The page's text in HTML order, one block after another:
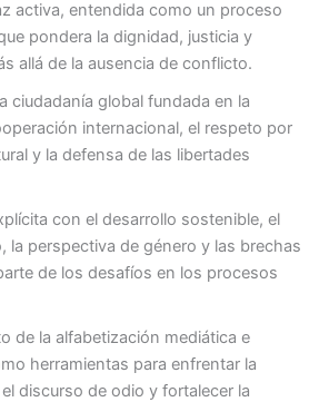
activa, entendida como un proceso
pondera la dignidad, justicia y
allá de la ausencia de conflicto.
ciudadanía global fundada en la
internacional, el respeto por
y la defensa de las libertades
con el desarrollo sostenible, el
la perspectiva de género y las brechas
de los desafíos en los procesos
de la alfabetización mediática e
herramientas para enfrentar la
discurso de odio y fortalecer la